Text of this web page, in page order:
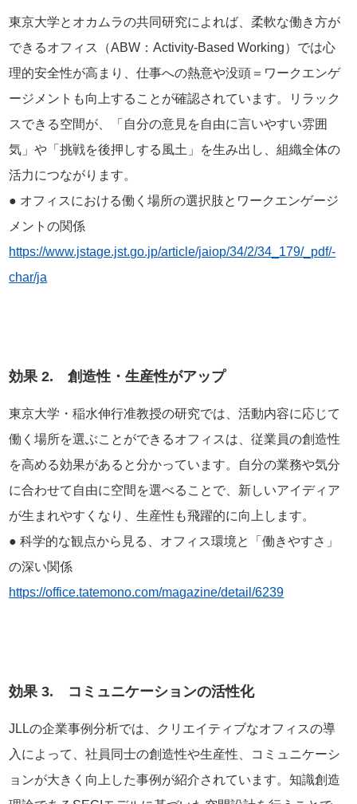
東京大学とオカムラの共同研究によれば、柔軟な働き方が
できるオフィス（ABW：Activity-Based Working）では心
理的安全性が高まり、仕事への熱意や没頭＝ワークエンゲ
ージメントも向上することが確認されています。リラック
スできる空間が、「自分の意見を自由に言いやすい雰囲
気」や「挑戦を後押しする風土」を生み出し、組織全体の
活力につながります。
● オフィスにおける働く場所の選択肢とワークエンゲージ
メントの関係
https://www.jstage.jst.go.jp/article/jaiop/34/2/34_179/_pdf/-
char/ja
効果 2. 創造性・生産性がアップ
東京大学・稲水伸行准教授の研究では、活動内容に応じて
働く場所を選ぶことができるオフィスは、従業員の創造性
を高める効果があると分かっています。自分の業務や気分
に合わせて自由に空間を選べることで、新しいアイディア
が生まれやすくなり、生産性も飛躍的に向上します。
● 科学的な観点から見る、オフィス環境と「働きやすさ」
の深い関係
https://office.tatemono.com/magazine/detail/6239
効果 3. コミュニケーションの活性化
JLLの企業事例分析では、クリエイティブなオフィスの導
入によって、社員同士の創造性や生産性、コミュニケーシ
ョンが大きく向上した事例が紹介されています。知識創造